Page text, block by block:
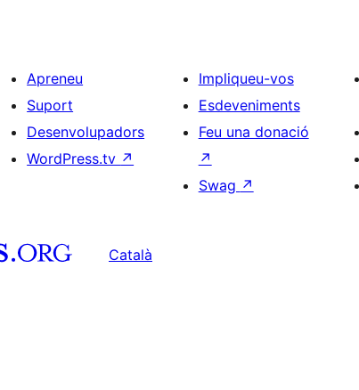
Apreneu
Suport
Desenvolupadors
WordPress.tv ↗
Impliqueu-vos
Esdeveniments
Feu una donació
↗
Swag ↗
Català